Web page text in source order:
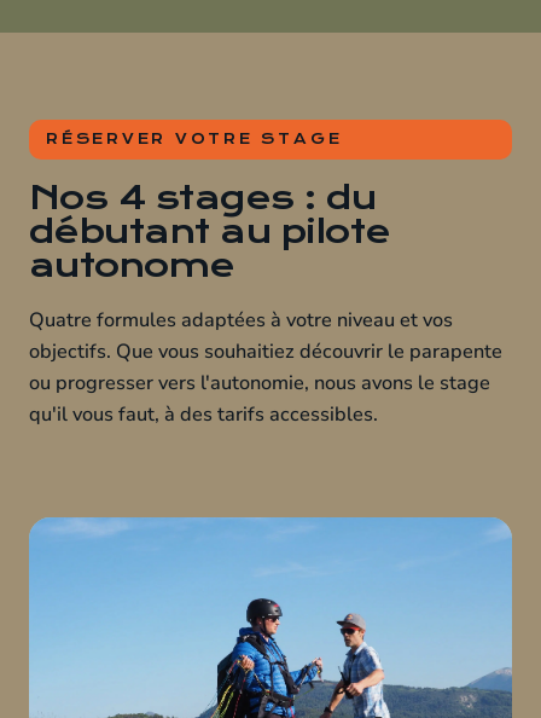
RÉSERVER VOTRE STAGE
Nos 4 stages : du
débutant au pilote
autonome
Quatre formules adaptées à votre niveau et vos
objectifs. Que vous souhaitiez découvrir le parapente
ou progresser vers l'autonomie, nous avons le stage
qu'il vous faut, à des tarifs accessibles.